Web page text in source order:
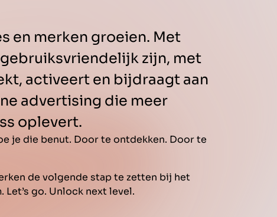
en merken groeien. Met
zijn, met
activeert en bijdraagt aan
advertising die meer
oplevert.
je die benut. Door te ontdekken. Door te
de volgende stap te zetten bij het
go. Unlock next level.